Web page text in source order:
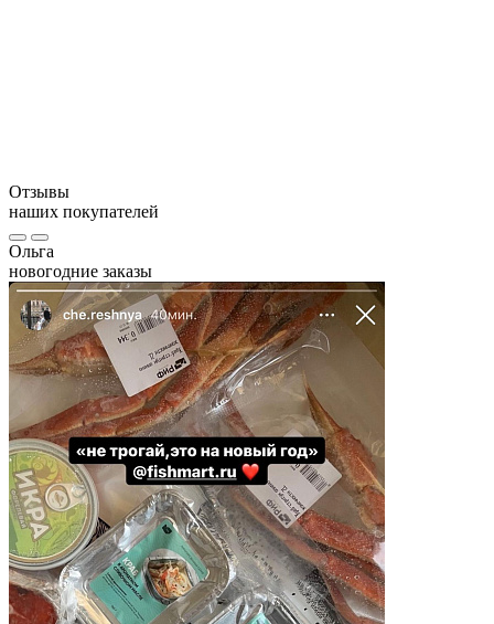
Отзывы
наших покупателей
Ольга
новогодние заказы